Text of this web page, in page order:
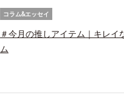
コラム&エッセイ
＃今月の推しアイテム｜キレ
ム